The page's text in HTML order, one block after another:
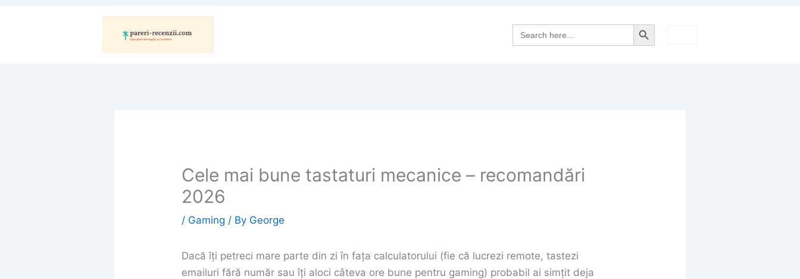
Search
for:
Search Button
Cele mai bune tastaturi mecanice – recomandări
2026
/ Gaming / By George
Dacă îți petreci mare parte din zi în fața calculatorului (fie că lucrezi remote, tastezi
emailuri fără număr sau îți aloci câteva ore bune pentru gaming) probabil ai simțit deja